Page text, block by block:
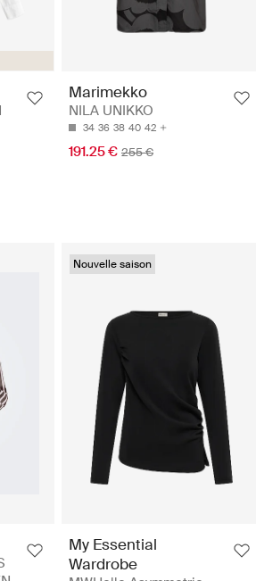
Marimekko
NILA UNIKKO
34 36 38 40 42
191.25 € 255 €
Nouvelle saison
My Essential
Wardrobe